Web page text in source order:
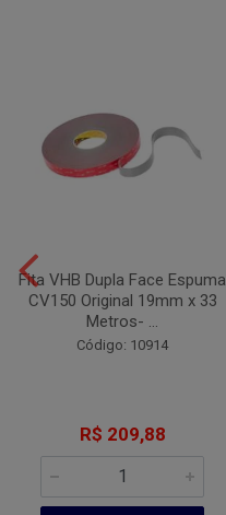
Fita VHB Dupla Face Espuma
CV150 Original 19mm x 33
Metros- ...
Código: 10914
R$ 209,88